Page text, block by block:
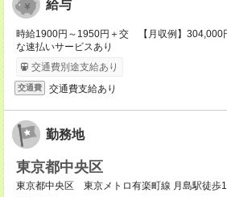
給与
時給1900円～1950円＋交 【月収例】
な速払いサービスあり
交通費別途支給あり
交通費 交通費支給あり
勤務地
東京都中央区
東京都中央区 東京メトロ有楽町線 月島駅徒歩